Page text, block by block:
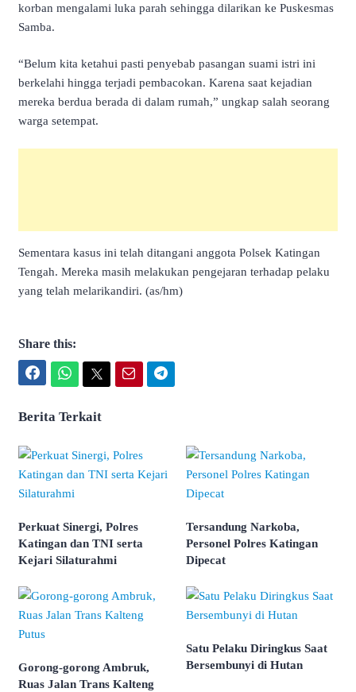
korban mengalami luka parah sehingga dilarikan ke Puskesmas
Samba.
“Belum kita ketahui pasti penyebab pasangan suami istri ini
berkelahi hingga terjadi pembacokan. Karena saat kejadian
mereka berdua berada di dalam rumah,” ungkap salah seorang
warga setempat.
Sementara kasus ini telah ditangani anggota Polsek Katingan
Tengah. Mereka masih melakukan pengejaran terhadap pelaku
yang telah melarikandiri. (as/hm)
Share this:
Berita Terkait
Perkuat Sinergi, Polres
Katingan dan TNI serta
Kejari Silaturahmi
Tersandung Narkoba,
Personel Polres Katingan
Dipecat
Gorong-gorong Ambruk,
Ruas Jalan Trans Kalteng
Satu Pelaku Diringkus Saat
Bersembunyi di Hutan